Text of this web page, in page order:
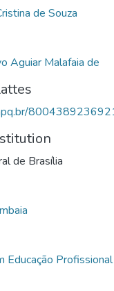
de Souza
Aguiar Malafaia de
de Brasília
Educação Profissional